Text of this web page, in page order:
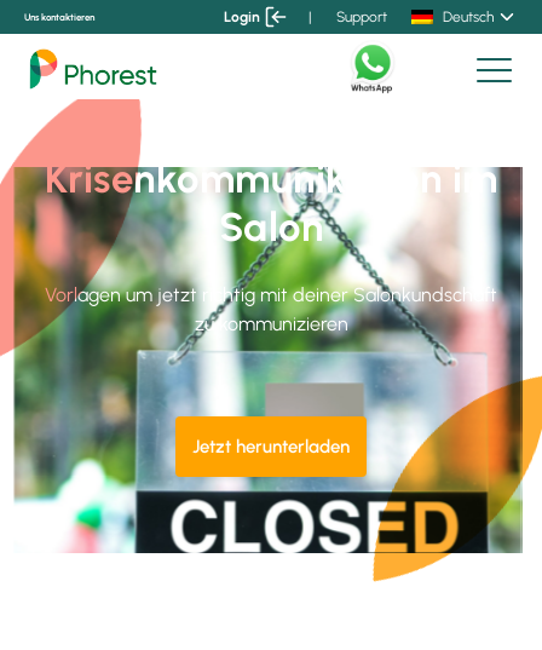
Uns kontaktieren Login | Support Deutsch
Krisenkommunikation im
Salon
Vorlagen um jetzt richtig mit deiner Salonkundschaft
zu kommunizieren
Jetzt herunterladen